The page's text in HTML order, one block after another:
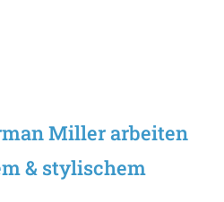
Miller arbeiten
& stylischem